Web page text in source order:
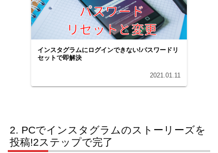
インスタグラムにログインできない!パスワードリ
セットで即解決
2021.01.11
PCでインスタグラムのストーリーズを
投稿!2ステップで完了